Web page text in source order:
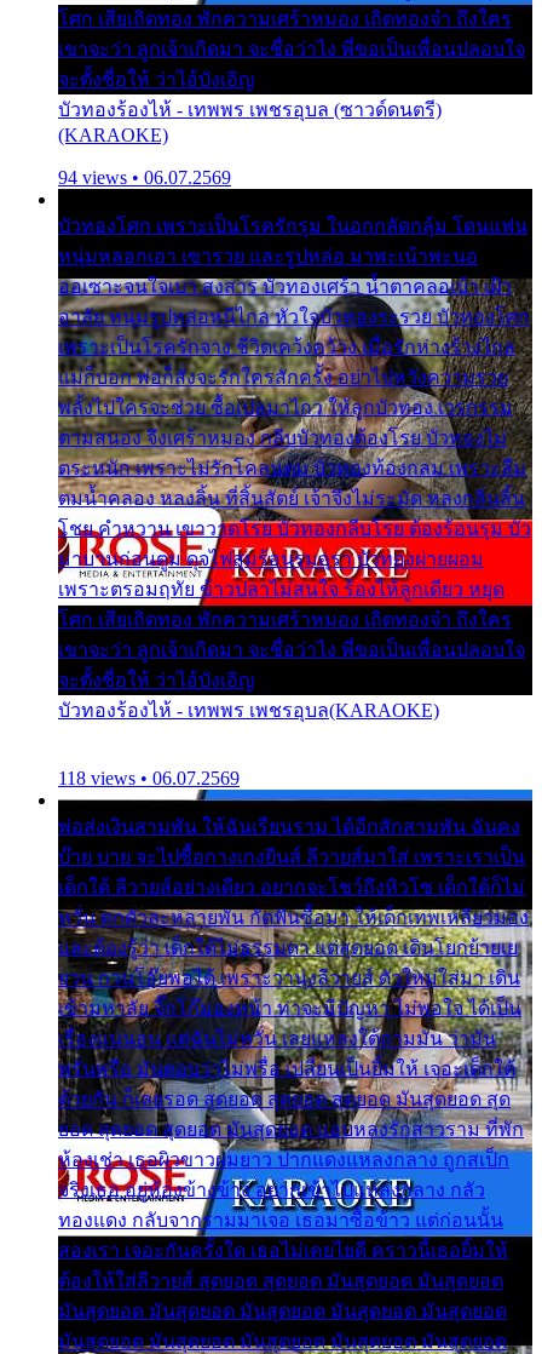
โศก เสียเถิดทอง พักความเศร้าหมอง เถิดทองจ๋า ถึงใคร
เขาจะว่า ลูกเจ้าเกิดมา จะชื่อว่าไง พี่ขอเป็นเพื่อนปลอบใจ
จะตั้งชื่อให้ ว่าไอ้บังเอิญ
บัวทองร้องไห้ - เทพพร เพชรอุบล (ซาวด์ดนตรี)
(KARAOKE)
94 views • 06.07.2569
บัวทองโศก เพราะเป็นโรครักรุม ในอกกลัดกลุ้ม โดนแฟน
หนุ่มหลอกเอา เขารวย และรูปหล่อ มาพะเน้าพะนอ
ออเซาะจนใจเบา สงสาร บัวทองเศร้า น้ำตาคลอเบ้า เฝ้า
อาลัย หนุ่มรูปหล่อหนีไกล หัวใจบัวทองระรวย บัวทองโศก
เพราะเป็นโรครักจาง ชีวิตเคว้งคว้าง เมื่อรักห่างร้างไกล
แม่ก็บอก พ่อก็สั่งจะรักใครสักครั้ง อย่าไปหวังความรวย
พลั้งไปใครจะช่วย ซื้อเปลมาไกว ให้ลูกบัวทอง เวรกรรม
ตามสนอง จึงเศร้าหมอง กลีบบัวทองต้องโรย บัวทองไม่
ตระหนัก เพราะไม่รักโคลนตม บัวทองท้องกลม เพราะลืม
ตมน้ำคลอง หลงลิ้น ที่สิ้นสัตย์ เจ้าจึงไม่ระมัด หลงกลิ่นลิ้น
โชย คำหวาน เขาวาดโรย บัวทองกลีบโรย ต้องร้อนรุม บัว
มาบานก่อนตูม ดุจไฟสุมร้อนรุมอุรา บัวทองผ่ายผอม
เพราะตรอมฤทัย ข้าวปลาไม่สนใจ ร้องไห้ลูกเดียว หยุด
โศก เสียเถิดทอง พักความเศร้าหมอง เถิดทองจ๋า ถึงใคร
เขาจะว่า ลูกเจ้าเกิดมา จะชื่อว่าไง พี่ขอเป็นเพื่อนปลอบใจ
จะตั้งชื่อให้ ว่าไอ้บังเอิญ
บัวทองร้องไห้ - เทพพร เพชรอุบล(KARAOKE)
118 views • 06.07.2569
พ่อส่งเงินสามพัน ให้ฉันเรียนราม ได้อีกสักสามพัน ฉันคง
บ๊าย บาย จะไปซื้อกางเกงยีนส์ ลีวายส์มาใส่ เพราะเราเป็น
เด็กใต้ ลีวายส์อย่างเดียว อยากจะโชว์ถึงหิวโซ เด็กใต้ก็ไม่
หวั่น ตกตัวละหลายพัน กัดฟันซื้อมา ให้เด็กเทพเหลียวมอง
และต้องรู้ว่า เด็กใต้ไม่ธรรมดา แต่สุดยอด เดินโยกย้ายเย
ยวน กวนโอ๊ยพอได้ เพราะว่านุ่งลีวายส์ ตัวใหม่ใส่มา เดิน
เข้ามหาลัย จิ๊กโก๊มองหน้า ท่าจะมีปัญหา ไม่พอใจ ได้เป็น
เรื่องแน่นอน แต่ฉันไม่หวั่น เลยแหลงใต้ถามมัน ว่ามัน
พรั่นพรือ มันตอบว่าไม่พรื่อ เปลี่ยนเป็นยิ้มให้ เจอะเด็กใต้
ด้วยกัน ก็เลยรอด สุดยอด สุดยอด สุดยอด มันสุดยอด สุด
ยอด สุดยอด สุดยอด มันสุดยอด แอบหลงรักสาวราม ที่พัก
ห้องเช่า เธอผิวขาวผมยาว ปากแดงแหลงกลาง ถูกสเป็ก
จริงเธอ อยู่ห้องข้างข้าง อยากเข้าไปแหลงกลาง กลัว
ทองแดง กลับจากรามมาเจอ เธอมาซื้อข้าว แต่ก่อนนั้น
สองเรา เจอะกันครั้งใด เธอไม่เคยไยดี คราวนี้เธอยิ้มให้
ต้องให้ใส่ลีวายส์ สุดยอด สุดยอด มันสุดยอด มันสุดยอด
มันสุดยอด มันสุดยอด มันสุดยอด มันสุดยอด มันสุดยอด
มันสุดยอด มันสุดยอด มันสุดยอด มันสุดยอด มันสุดยอด